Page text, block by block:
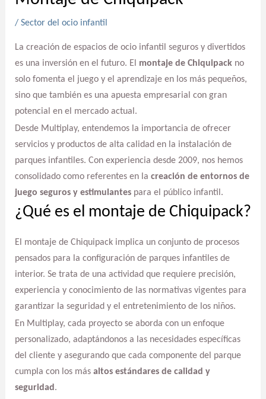
/ Sector del ocio infantil
La creación de espacios de ocio infantil seguros y divertidos
es una inversión en el futuro. El montaje de Chiquipackno
solo fomenta el juego y el aprendizaje en los más pequeños,
sino que también es una apuesta empresarial con gran
potencial en el mercado actual.
Desde Multiplay, entendemos la importancia de ofrecer
servicios y productos de alta calidad en la instalación de
parques infantiles. Con experiencia desde 2009, nos hemos
consolidado como referentes en la creación de entornos de
juego seguros y estimulantespara el público infantil.
¿Qué es el montaje de Chiquipack?
El montaje de Chiquipack implica un conjunto de procesos
pensados para la configuración de parques infantiles de
interior. Se trata de una actividad que requiere precisión,
experiencia y conocimiento de las normativas vigentes para
garantizar la seguridad y el entretenimiento de los niños.
En Multiplay, cada proyecto se aborda con un enfoque
personalizado, adaptándonos a las necesidades específicas
del cliente y asegurando que cada componente del parque
cumpla con los más altos estándares de calidad y
seguridad .